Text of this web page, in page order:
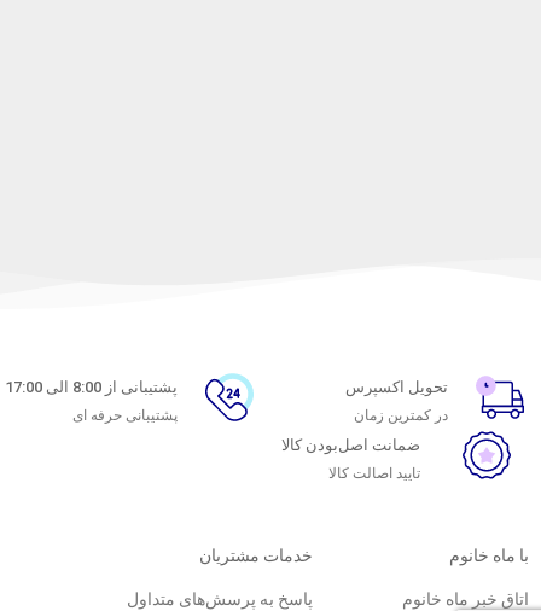
تحویل اکسپرس
در کمترین زمان
پشتیبانی از 8:00 الی 17:00
پشتیبانی حرفه ای
ضمانت اصل‌بودن کالا
تایید اصالت کالا
با ماه خانوم
اتاق خبر ماه خانوم
خدمات مشتریان
پاسخ به پرسش‌های متداول